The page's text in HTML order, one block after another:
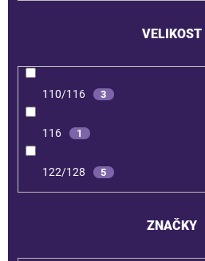
ZNAČKY
VELIKOST
110/116 3
116 1
122/128 5